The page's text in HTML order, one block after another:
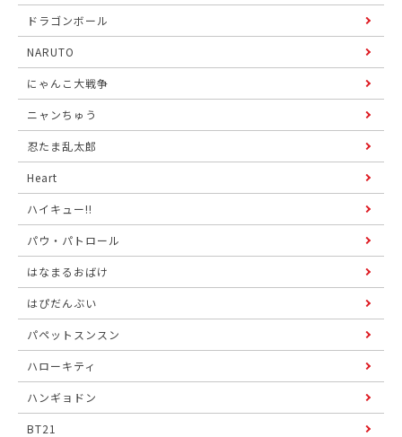
ドラゴンボール
NARUTO
にゃんこ大戦争
ニャンちゅう
忍たま乱太郎
Heart
ハイキュー!!
パウ・パトロール
はなまるおばけ
はぴだんぶい
パペットスンスン
ハローキティ
ハンギョドン
BT21